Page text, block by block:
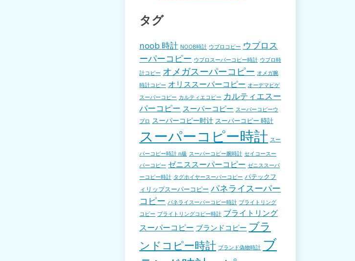
タグ
noob 時計 NOOB時計 ウブロコピー ウブロス
ーパーコピー ウブロスーパーコピー時計 ウブロ時
計コピー オメガスーパーコピー オメガ腕
時計コピー オリススーパーコピー オーデマピゲ
スーパーコピー カルティエコピー カルティエスー
パーコピー スーパーコピー スーパーコピーウ
ブロ スーパーコピー时计 スーパーコピー 時計
スーパーコピー時計 スー
パーコピー時計 n級 スーパーコピー腕時計 セイコースー
パーコピー ゼニススーパーコピー ゼニススーパ
ーコピー時計 タグホイヤースーパーコピー パテックフ
ィリップスーパーコピー パネライスーパー
コピー パネライスーパーコピー時計 ブライトリング
コピー ブライトリングコピー時計 ブライトリング
スーパーコピー ブランドコピー ブラ
ンドコピー時計 ブランド偽物時計 ブ